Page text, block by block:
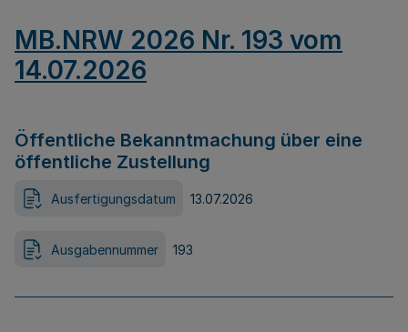
MB.NRW 2026 Nr. 193 vom
14.07.2026
Öffentliche Bekanntmachung über eine
öffentliche Zustellung
Ausfertigungsdatum 13.07.2026
Ausgabennummer 193